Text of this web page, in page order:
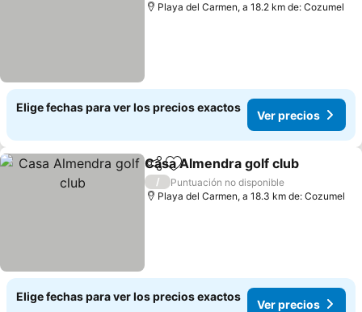
Playa del Carmen, a 18.2 km de: Cozumel
Elige fechas para ver los precios exactos
Ver precios
CompartirAgregar a favoritos
Casa Almendra golf club
/
Puntuación no disponible
Playa del Carmen, a 18.3 km de: Cozumel
Elige fechas para ver los precios exactos
Ver precios